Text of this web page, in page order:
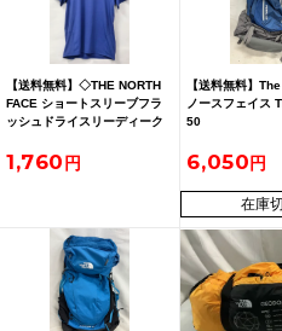
【送料無料】◇THE NORTH
FACE ショートスリーブフラ
ッシュドライスリーディーク
サイズ インディゴプラム
1,760
【送料無料】
ノースフェイス
50
6,050
在庫